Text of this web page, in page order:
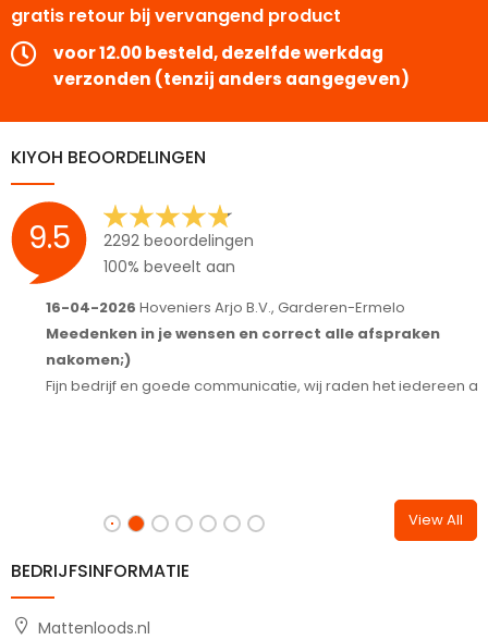
gratis retour bij vervangend product
voor 12.00 besteld, dezelfde werkdag
verzonden (tenzij anders aangegeven)
KIYOH BEOORDELINGEN
9.5
2292 beoordelingen
100% beveelt aan
16-04-2026Hoveniers Arjo B.V., Garderen-Ermelo
Meedenken in je wensen en correct alle afspraken
nakomen;)
Fijn bedrijf en goede communicatie, wij raden het iedereen aan.
View All
BEDRIJFSINFORMATIE
Mattenloods.nl